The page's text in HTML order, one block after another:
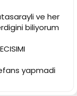
ve her
biliyorum
yapmadi